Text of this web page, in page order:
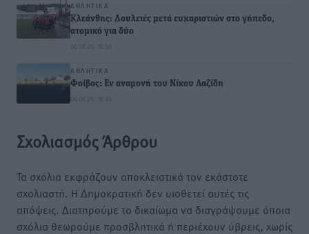
ΑΘΛΗΤΙΚΆ
Κλεάνθης: Δουλειές μετά ευχαριστιών στο γήπεδο,
ατομικό για δύο
06.08.26 · 16:50
ΑΘΛΗΤΙΚΆ
Φοίβος: Εν αναμονή του Νίκου Λαζίδη
06.08.26 · 16:49
Σχολιασμός Άρθρου
Τα σχόλια εκφράζουν αποκλειστικά τον εκάστοτε
σχολιαστή. Η Δημοκρατική δεν υιοθετεί αυτές τις
απόψεις. Διατηρούμε το δικαίωμα να διαγράψουμε όποια
σχόλια θεωρούμε προσβλητικά ή περιέχουν ύβρεις, χωρίς